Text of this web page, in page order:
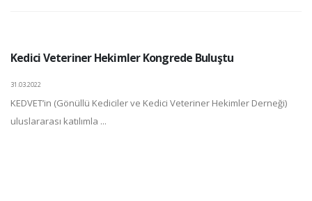
Kedici Veteriner Hekimler Kongrede Buluştu
31.03.2022
KEDVET’in (Gönüllü Kediciler ve Kedici Veteriner Hekimler Derneği)
uluslararası katılımla ...